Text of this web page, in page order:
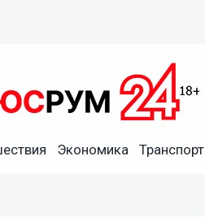
Экономика Транспорт